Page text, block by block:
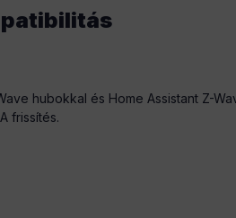
hubokkal és Home Assistant Z-
frissítés.